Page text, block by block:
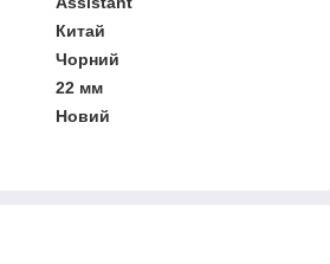
Китай
Чорний
22 мм
Новий